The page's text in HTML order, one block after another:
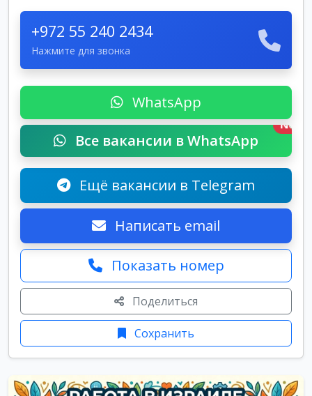
+972 55 240 2434
Нажмите для звонка
WhatsApp
Все вакансии в WhatsApp
New
Ещё вакансии в Telegram
Написать email
Показать номер
Поделиться
Сохранить